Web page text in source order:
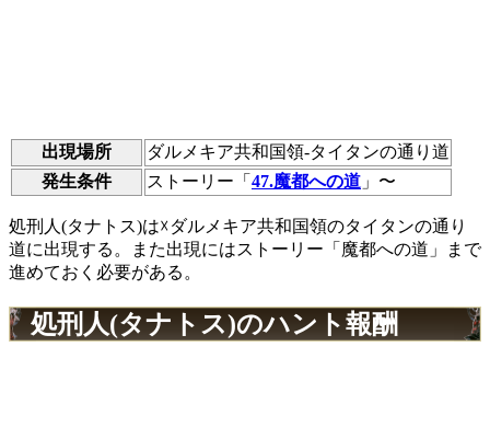
出現場所
ダルメキア共和国領-タイタンの通り道
発生条件
ストーリー「 47.魔都への道 」〜
処刑人(タナトス)は☓ダルメキア共和国領のタイタンの通り
道に出現する。また出現にはストーリー「魔都への道」まで
進めておく必要がある。
処刑人(タナトス)のハント報酬